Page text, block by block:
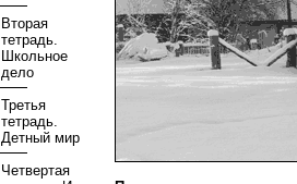
Вторая
тетрадь.
Школьное
дело
Третья
тетрадь.
Детный мир
Четвертая